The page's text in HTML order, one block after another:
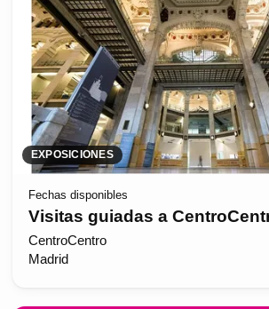
EXPOSICIONES
Fechas disponibles
Visitas guiadas a
CentroCentro
Madrid